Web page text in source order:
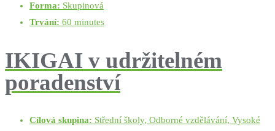
Forma: Skupinová
Trvání: 60 minutes
IKIGAI v udržitelném
poradenství
Cílová skupina: Střední školy, Odborné vzdělávání, Vysoké